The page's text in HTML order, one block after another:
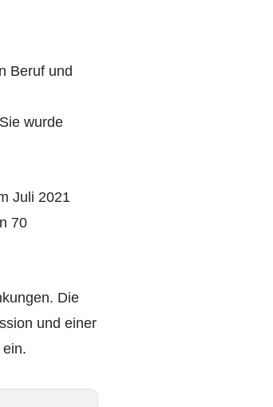
Beruf und
wurde
Juli 2021
70
Die
und einer